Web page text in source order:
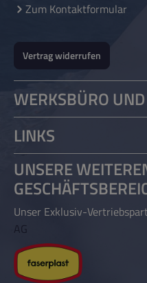
Zum Kontaktformular
Vertrag widerrufen
WERKSBÜRO
LINKS
UNSERE
Unser Exklusiv-
AG